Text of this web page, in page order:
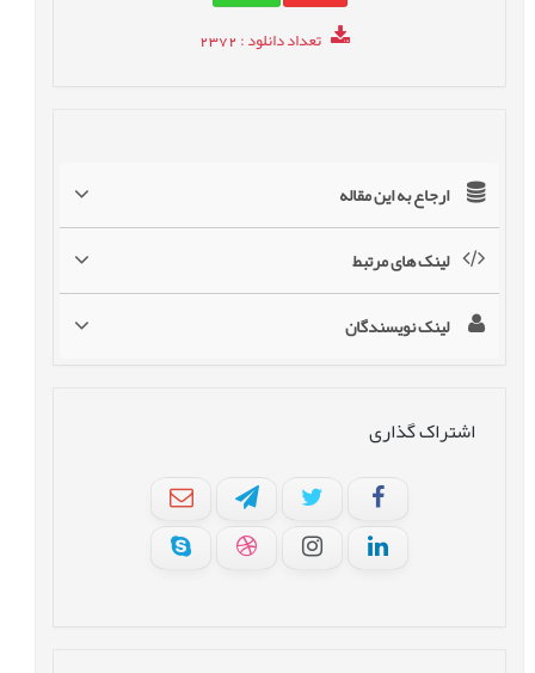
تعداد دانلود: 2372
ارجاع به این مقاله
لینک های مرتبط
لینک نویسندگان
اشتراک گذاری